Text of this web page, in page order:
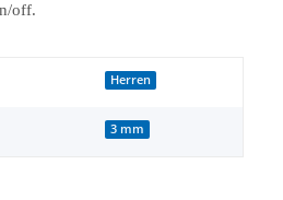
off.
Herren
3 mm